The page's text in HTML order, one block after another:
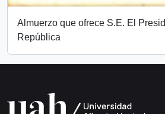
Almuerzo que ofrece S.E. El
República